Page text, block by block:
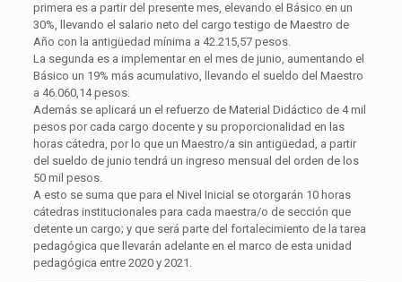
primera es a partir del presente mes, elevando el Básico en un
30%, llevando el salario neto del cargo testigo de Maestro de
Año con la antigüedad mínima a 42.215,57 pesos.
La segunda es a implementar en el mes de junio, aumentando el
Básico un 19% más acumulativo, llevando el sueldo del Maestro
a 46.060,14 pesos.
Además se aplicará un el refuerzo de Material Didáctico de 4 mil
pesos por cada cargo docente y su proporcionalidad en las
horas cátedra, por lo que un Maestro/a sin antigüedad, a partir
del sueldo de junio tendrá un ingreso mensual del orden de los
50 mil pesos.
A esto se suma que para el Nivel Inicial se otorgarán 10 horas
cátedras institucionales para cada maestra/o de sección que
detente un cargo; y que será parte del fortalecimiento de la tarea
pedagógica que llevarán adelante en el marco de esta unidad
pedagógica entre 2020 y 2021.